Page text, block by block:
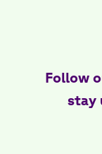
Follow
stay